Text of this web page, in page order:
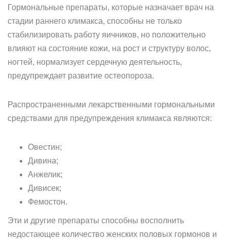
Гормональные препараты, которые назначает врач на
стадии раннего климакса, способны не только
стабилизировать работу яичников, но положительно
влияют на состояние кожи, на рост и структуру волос,
ногтей, нормализует сердечную деятельность,
предупреждает развитие остеопороза.
Распространенными лекарственными гормональными
средствами для предупреждения климакса являются:
Овестин;
Дивина;
Анжелик;
Дивисек;
Фемостон.
Эти и другие препараты способны восполнить
недостающее количество женских половых гормонов и